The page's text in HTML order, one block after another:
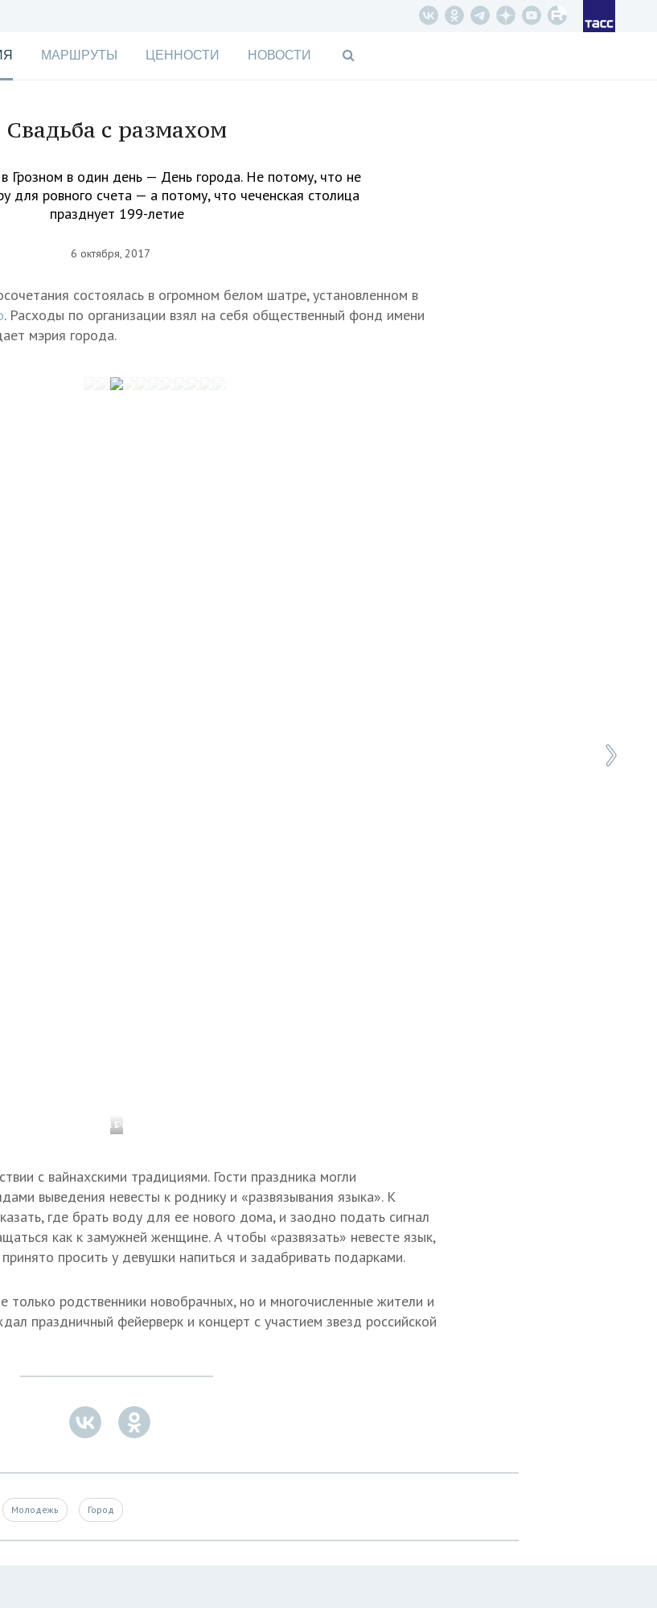
МАРШРУТЫ ЦЕННОСТИ НОВОСТИ
Свадьба с размахом
Грозном в один день — День города. Не потому, что не
для ровного счета — а потому, что чеченская столица
празднует 199-летие
6 октября, 2017
состоялась в огромном белом шатре, установленном в
. Расходы по организации взял на себя общественный фонд имени
мэрия города.
Фото: Елена Фиткулина
1 / 11
с вайнахскими традициями. Гости праздника могли
выведения невесты к роднику и «развязывания языка». К
где брать воду для ее нового дома, и заодно подать сигнал
как к замужней женщине. А чтобы «развязать» невесте язык,
просить у девушки напиться и задабривать подарками.
только родственники новобрачных, но и многочисленные жители и
праздничный фейерверк и концерт с участием звезд российской
Молодежь Город